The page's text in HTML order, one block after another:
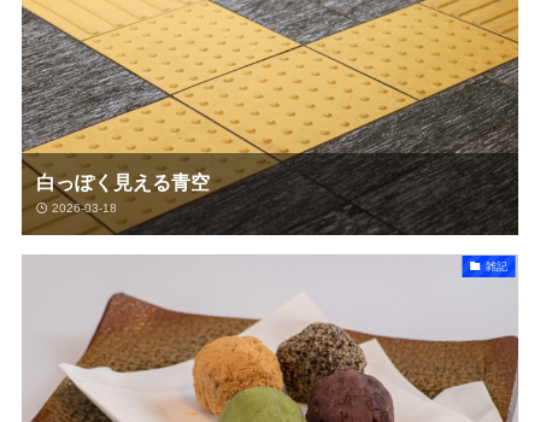
白っぽく見える青空
2026-03-18
雑記